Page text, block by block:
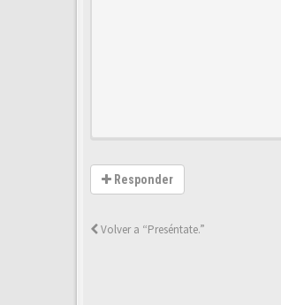
Responder
Volver a “Preséntate.”